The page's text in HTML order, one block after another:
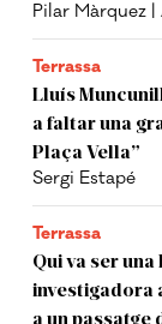
Pilar Màrquez
Terrassa
Lluís
a faltar una
Plaça Vella”
Sergi Estapé
Terrassa
Qui va ser
investigadora
a un passatge